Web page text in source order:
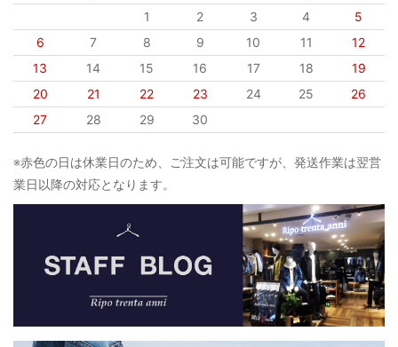
1
2 3 4
5
6
7 8 9 10 11
12
13
14 15 16 17 18
19
20
21 22 23 24 25
26
27
28 29 30
※赤色の日は休業日のため、ご注文は可能ですが、発送作業は翌営
業日以降の対応となります。